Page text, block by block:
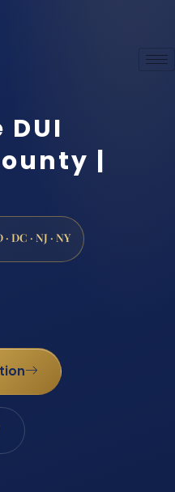
|
· DC · NJ · NY